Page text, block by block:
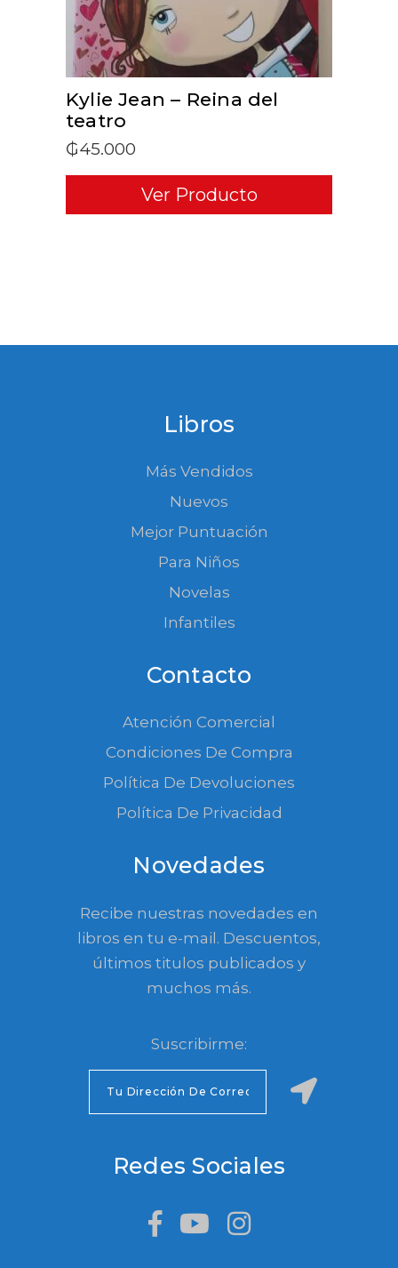
Kylie Jean – Reina del
teatro
₲45.000
Ver Producto
Libros
Más Vendidos
Nuevos
Mejor Puntuación
Para Niños
Novelas
Infantiles
Contacto
Atención Comercial
Condiciones De Compra
Política De Devoluciones
Política De Privacidad
Novedades
Recibe nuestras novedades en
libros en tu e-mail. Descuentos,
últimos titulos publicados y
muchos más.
Suscribirme:
Redes Sociales